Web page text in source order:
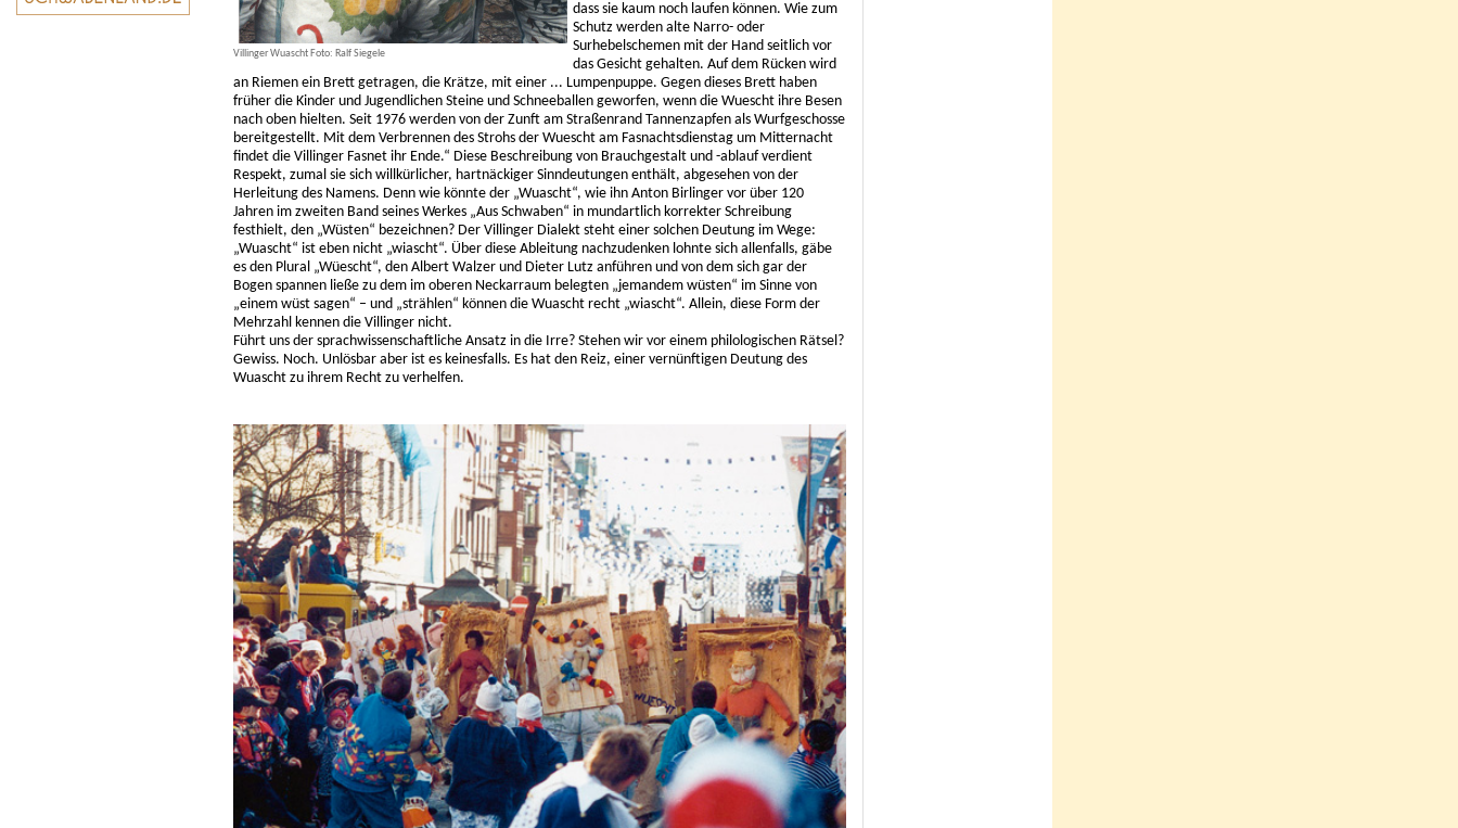
Villinger Wuascht Foto: Ralf Siegele
dass sie kaum noch laufen können. Wie zum
Schutz werden alte Narro- oder
Surhebelschemen mit der Hand seitlich vor
das Gesicht gehalten. Auf dem Rücken wird
an Riemen ein Brett getragen, die Krätze, mit einer ... Lumpenpuppe. Gegen dieses Brett haben
früher die Kinder und Jugendlichen Steine und Schneeballen geworfen, wenn die Wuescht ihre Besen
nach oben hielten. Seit 1976 werden von der Zunft am Straßenrand Tannenzapfen als Wurfgeschosse
bereitgestellt. Mit dem Verbrennen des Strohs der Wuescht am Fasnachtsdienstag um Mitternacht
findet die Villinger Fasnet ihr Ende.“ Diese Beschreibung von Brauchgestalt und -ablauf verdient
Respekt, zumal sie sich willkürlicher, hartnäckiger Sinndeutungen enthält, abgesehen von der
Herleitung des Namens. Denn wie könnte der „Wuascht“, wie ihn Anton Birlinger vor über 120
Jahren im zweiten Band seines Werkes „Aus Schwaben“ in mundartlich korrekter Schreibung
festhielt, den „Wüsten“ bezeichnen? Der Villinger Dialekt steht einer solchen Deutung im Wege:
„Wuascht“ ist eben nicht „wiascht“. Über diese Ableitung nachzudenken lohnte sich allenfalls, gäbe
es den Plural „Wüescht“, den Albert Walzer und Dieter Lutz anführen und von dem sich gar der
Bogen spannen ließe zu dem im oberen Neckarraum belegten „jemandem wüsten“ im Sinne von
„einem wüst sagen“ – und „strählen“ können die Wuascht recht „wiascht“. Allein, diese Form der
Mehrzahl kennen die Villinger nicht.
Führt uns der sprachwissenschaftliche Ansatz in die Irre? Stehen wir vor einem philologischen Rätsel?
Gewiss. Noch. Unlösbar aber ist es keinesfalls. Es hat den Reiz, einer vernünftigen Deutung des
Wuascht zu ihrem Recht zu verhelfen.